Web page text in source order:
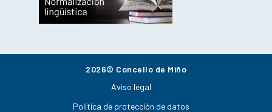
2026© Concello de Miño
Aviso legal
Política de protección de datos